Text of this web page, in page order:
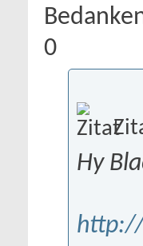
0
Hy
http://